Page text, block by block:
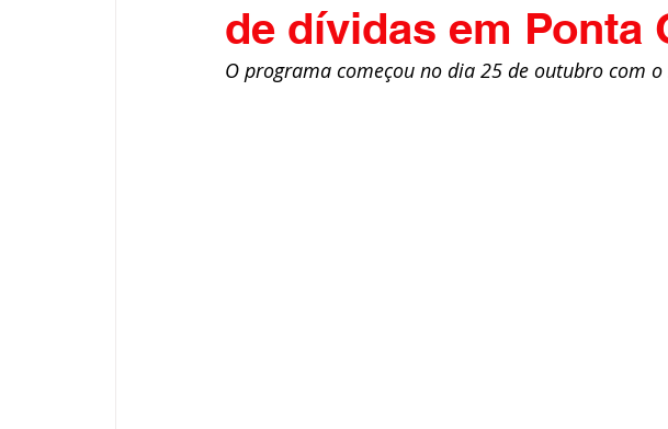
Gastronomia Transporte
de dívidas em Ponta
O programa começou no dia 25 de outubro com